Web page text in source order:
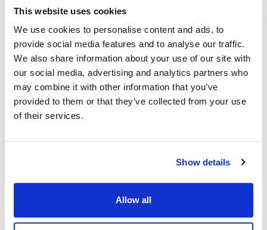
This website uses cookies
We use cookies to personalise content and ads, to
provide social media features and to analyse our traffic.
We also share information about your use of our site with
our social media, advertising and analytics partners who
may combine it with other information that you’ve
provided to them or that they’ve collected from your use
of their services.
Show details
Allow all
En savoir plus
Se tenir au courant des
changements en matière de
numérique d’Assima, vous pouvez
informer les utilisateurs finaux des